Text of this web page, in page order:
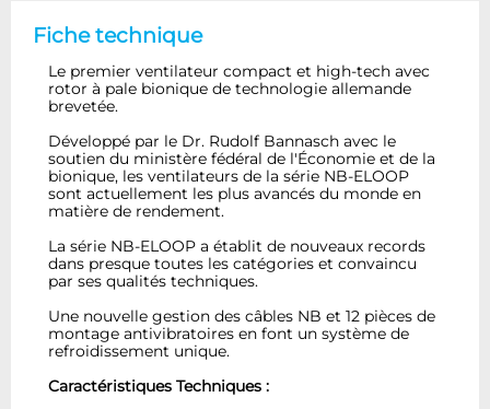
Fiche technique
Le premier ventilateur compact et high-tech avec
rotor à pale bionique de technologie allemande
brevetée.
Développé par le Dr. Rudolf Bannasch avec le
soutien du ministère fédéral de l'Économie et de la
bionique, les ventilateurs de la série NB-ELOOP
sont actuellement les plus avancés du monde en
matière de rendement.
La série NB-ELOOP a établit de nouveaux records
dans presque toutes les catégories et convaincu
par ses qualités techniques.
Une nouvelle gestion des câbles NB et 12 pièces de
montage antivibratoires en font un système de
refroidissement unique.
Caractéristiques Techniques :